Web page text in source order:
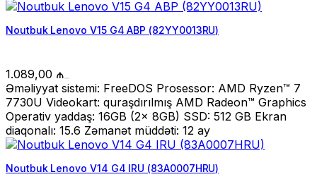
Noutbuk Lenovo V15 G4 ABP (82YY0013RU)
1.089,00 ₼
Əməliyyat sistemi: FreeDOS Prosessor: AMD Ryzen™ 7
7730U Videokart: quraşdırılmış AMD Radeon™ Graphics
Operativ yaddaş: 16GB (2x 8GB) SSD: 512 GB Ekran
diaqonalı: 15.6 Zəmanət müddəti: 12 ay
Noutbuk Lenovo V14 G4 IRU (83A0007HRU)